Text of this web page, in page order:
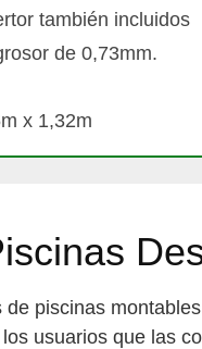
también incluidos
de 0,73mm.
x 1,32m
piscinas
usuarios que las